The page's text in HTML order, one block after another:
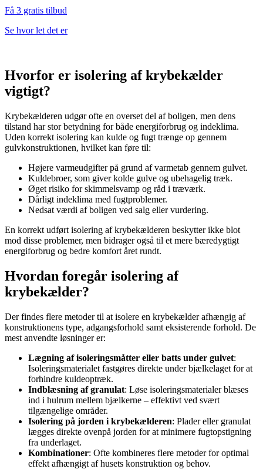
Få 3 gratis tilbud
Se hvor let det er
Hvorfor er isolering af krybekælder
vigtigt?
Krybekælderen udgør ofte en overset del af boligen, men dens
tilstand har stor betydning for både energiforbrug og indeklima.
Uden korrekt isolering kan kulde og fugt trænge op gennem
gulvkonstruktionen, hvilket kan føre til:
Højere varmeudgifter på grund af varmetab gennem gulvet.
Kuldebroer, som giver kolde gulve og ubehagelig træk.
Øget risiko for skimmelsvamp og råd i træværk.
Dårligt indeklima med fugtproblemer.
Nedsat værdi af boligen ved salg eller vurdering.
En korrekt udført isolering af krybekælderen beskytter ikke blot
mod disse problemer, men bidrager også til et mere bæredygtigt
energiforbrug og bedre komfort året rundt.
Hvordan foregår isolering af
krybekælder?
Der findes flere metoder til at isolere en krybekælder afhængig af
konstruktionens type, adgangsforhold samt eksisterende forhold. De
mest anvendte løsninger er:
Lægning af isoleringsmåtter eller batts under gulvet:
Isoleringsmaterialet fastgøres direkte under bjælkelaget for at
forhindre kuldeoptræk.
Indblæsning af granulat: Løse isoleringsmaterialer blæses
ind i hulrum mellem bjælkerne – effektivt ved svært
tilgængelige områder.
Isolering på jorden i krybekælderen: Plader eller granulat
lægges direkte ovenpå jorden for at minimere fugtopstigning
fra underlaget.
Kombinationer: Ofte kombineres flere metoder for optimal
effekt afhængigt af husets konstruktion og behov.